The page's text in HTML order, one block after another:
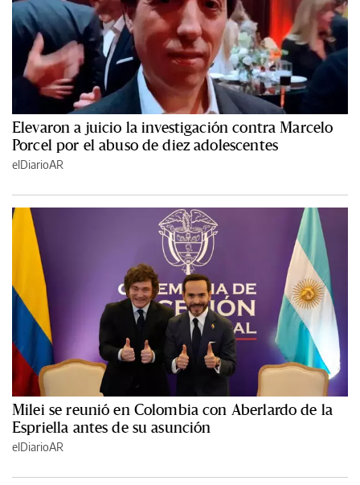
Elevaron a juicio la investigación contra Marcelo
Porcel por el abuso de diez adolescentes
elDiarioAR
Milei se reunió en Colombia con Aberlardo de la
Espriella antes de su asunción
elDiarioAR